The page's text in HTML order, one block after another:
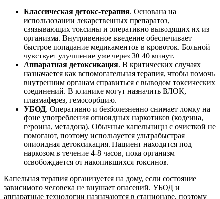
Классическая детокс-терапия. Основана на
использовании лекарственных препаратов,
связывающих токсины и оперативно выводящих их из
организма. Внутривенное введение обеспечивает
быстрое попадание медикаментов в кровоток. Больной
чувствует улучшение уже через 30-40 минут.
Аппаратная детоксикация. В критических случаях
назначается как вспомогательная терапия, чтобы помочь
внутренним органам справиться с выводом токсических
соединений. В клинике могут назначить ВЛОК,
плазмаферез, гемосорбцию.
УБОД. Оперативно и безболезненно снимает ломку на
фоне употребления опиоидных наркотиков (кодеина,
героина, метадона). Обычные капельницы с очисткой не
помогают, поэтому используется ультрабыстрая
опиоидная детоксикация. Пациент находится под
наркозом в течение 4-8 часов, пока организм
освобождается от накопившихся токсинов.
Капельная терапия организуется на дому, если состояние
зависимого человека не внушает опасений. УБОД и
аппаратные технологии назначаются в стационаре, поэтому